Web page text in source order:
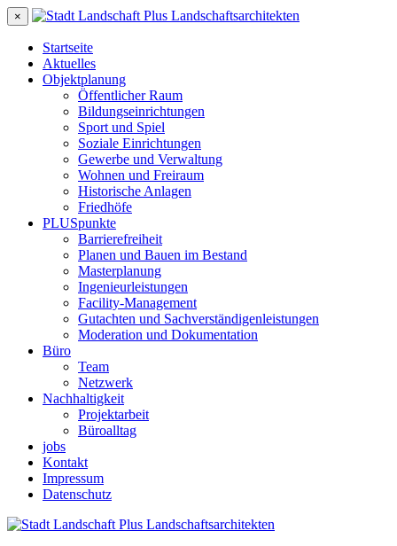
×
Startseite
Aktuelles
Objektplanung
Öffentlicher Raum
Bildungseinrichtungen
Sport und Spiel
Soziale Einrichtungen
Gewerbe und Verwaltung
Wohnen und Freiraum
Historische Anlagen
Friedhöfe
PLUSpunkte
Barrierefreiheit
Planen und Bauen im Bestand
Masterplanung
Ingenieurleistungen
Facility-Management
Gutachten und Sachverständigenleistungen
Moderation und Dokumentation
Büro
Team
Netzwerk
Nachhaltigkeit
Projektarbeit
Büroalltag
jobs
Kontakt
Impressum
Datenschutz